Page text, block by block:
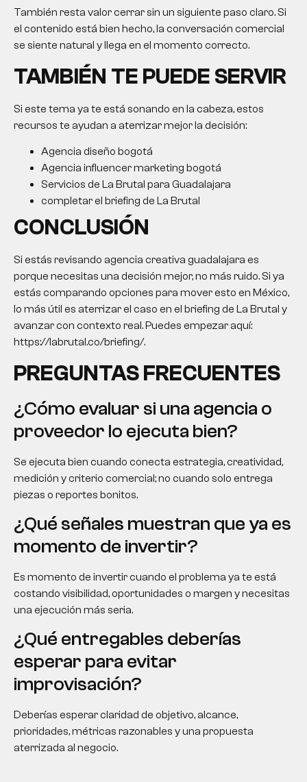
También resta valor cerrar sin un siguiente paso claro. Si
el contenido está bien hecho, la conversación comercial
se siente natural y llega en el momento correcto.
TAMBIÉN TE PUEDE SERVIR
Si este tema ya te está sonando en la cabeza, estos
recursos te ayudan a aterrizar mejor la decisión:
Agencia diseño bogotá
Agencia influencer marketing bogotá
Servicios de La Brutal para Guadalajara
completar el briefing de La Brutal
CONCLUSIÓN
Si estás revisando agencia creativa guadalajara es
porque necesitas una decisión mejor, no más ruido. Si ya
estás comparando opciones para mover esto en México,
lo más útil es aterrizar el caso en el briefing de La Brutal y
avanzar con contexto real. Puedes empezar aquí:
https://labrutal.co/briefing/.
PREGUNTAS FRECUENTES
¿Cómo evaluar si una agencia o
proveedor lo ejecuta bien?
Se ejecuta bien cuando conecta estrategia, creatividad,
medición y criterio comercial; no cuando solo entrega
piezas o reportes bonitos.
¿Qué señales muestran que ya es
momento de invertir?
Es momento de invertir cuando el problema ya te está
costando visibilidad, oportunidades o margen y necesitas
una ejecución más seria.
¿Qué entregables deberías
esperar para evitar
improvisación?
Deberías esperar claridad de objetivo, alcance,
prioridades, métricas razonables y una propuesta
aterrizada al negocio.